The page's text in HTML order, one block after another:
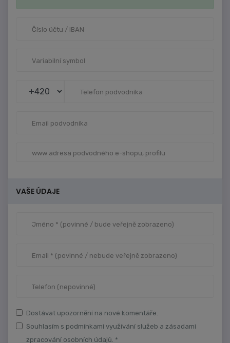
VAŠE ÚDAJE
Dostávat upozornění na nové komentáře.
Souhlasím s podmínkami využívání služeb a zásadami
zpracování osobních údajů. *